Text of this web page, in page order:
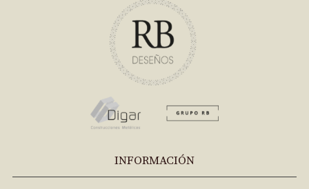
INFORMACIÓN